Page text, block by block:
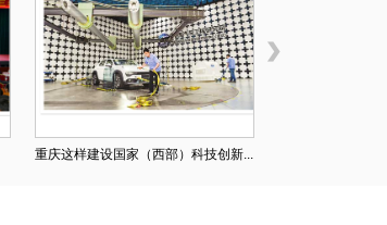
重庆这样建设国家（西部）科技创新...